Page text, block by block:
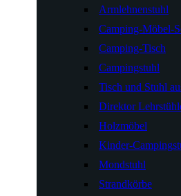
Armlehnenstuhl
Camping-Möbel-
Camping-Tisch
Campingstuhl
Tisch und Stuhl
Direktor
Holzmöbel
Kinder-
Mondstuhl
Strandkörbe